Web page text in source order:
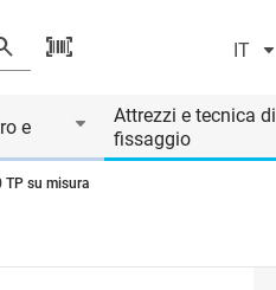
IT
e
Attrezzi e tecnica di
fissaggio
TP su misura